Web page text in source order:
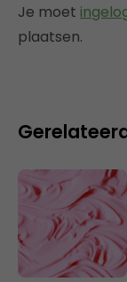
Je moet
plaatsen.